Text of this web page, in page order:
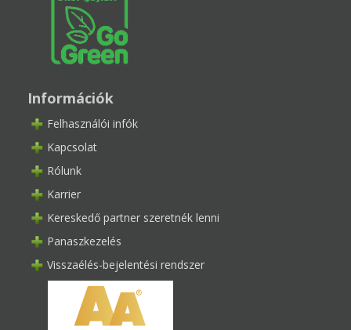
Információk
Felhasználói infók
Kapcsolat
Rólunk
Karrier
Kereskedő partner szeretnék lenni
Panaszkezelés
Visszaélés-bejelentési rendszer